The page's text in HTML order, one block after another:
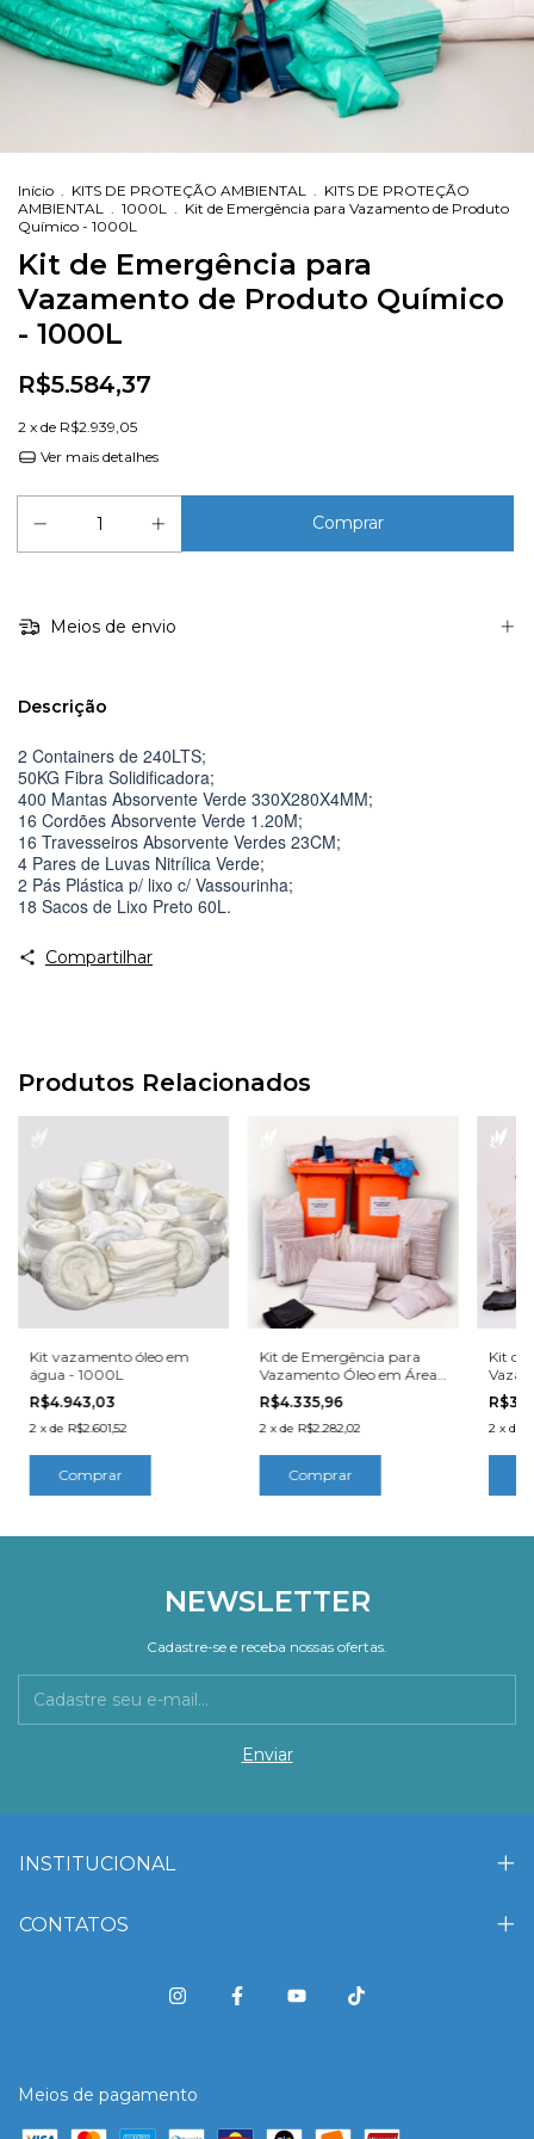
Início . KITS DE PROTEÇÃO AMBIENTAL . KITS DE PROTEÇÃO
AMBIENTAL . 1000L . Kit de Emergência para Vazamento de Produto
Químico - 1000L
Kit de Emergência para
Vazamento de Produto Químico
- 1000L
R$5.584,37
2 x de R$2.939,05
Ver mais detalhes
Meios de envio
Descrição
2 Containers de 240LTS;
50KG Fibra Solidificadora;
400 Mantas Absorvente Verde 330X280X4MM;
16 Cordões Absorvente Verde 1.20M;
16 Travesseiros Absorvente Verdes 23CM;
4 Pares de Luvas Nitrílica Verde;
2 Pás Plástica p/ lixo c/ Vassourinha;
18 Sacos de Lixo Preto 60L.
Compartilhar
Produtos Relacionados
Kit vazamento óleo em
água - 1000L
R$4.943,03
2 xde R$2.601,52
Kit de Emergência para
Vazamento Óleo em Área
Interna - 1000L
R$4.335,96
2 xde R$2.282,02
Kit de
2 x de
NEWSLETTER
Cadastre-se e receba nossas ofertas.
INSTITUCIONAL
CONTATOS
Meios de pagamento